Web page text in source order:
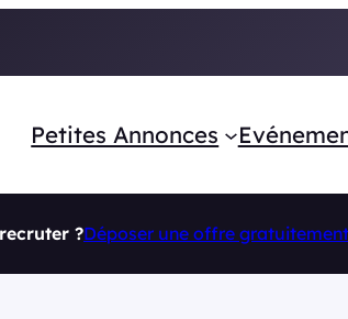
Petites Annonces
?Déposer une offre gratuitement